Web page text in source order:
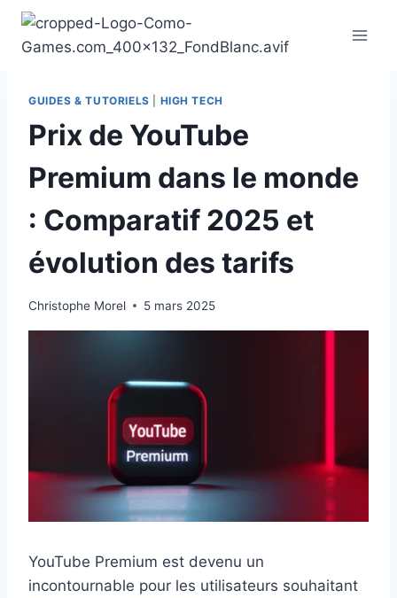
Aller
contenu
GUIDES & TUTORIELS HIGH TECH
Prix de YouTube
Premium dans le monde
: Comparatif 2025 et
évolution des tarifs
Christophe Morel 5 mars 2025
YouTube Premium est devenu un
incontournable pour les utilisateurs souhaitant